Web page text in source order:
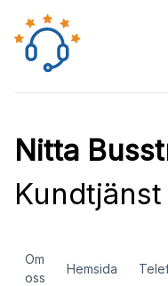
Nitta
Kundtjänst
Om
oss
Hemsida